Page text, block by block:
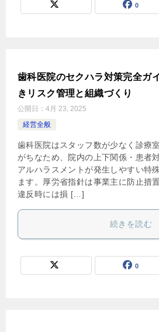
0
歯科医院のセクハラ対策完全ガ
きリスク管理と組織づくり
公開日： 4月 23, 2025
経営全般
歯科医院はスタッフ数が少なく診療
がちなため、院内の上下関係・患者
アルハラスメントが発生しやすい特
ます。厚労省指針は事業主に防止措
違反時には損 […]
続きを読む
0